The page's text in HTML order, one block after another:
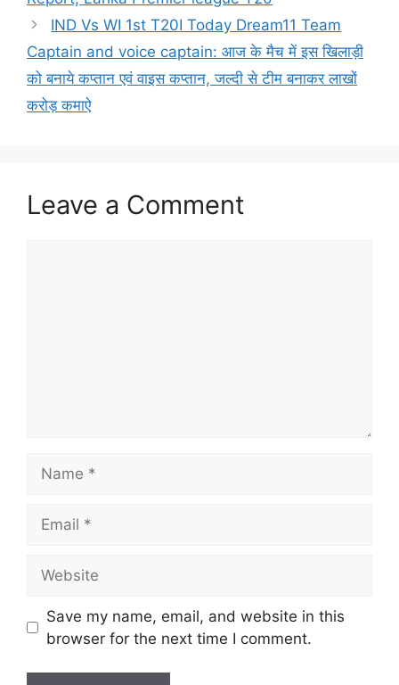
IND Vs WI 1st T20I Today Dream11 Team
Captain and voice captain: आज के मैच में इस खिलाड़ी
को बनाये कप्तान एवं वाइस कप्तान, जल्दी से टीम बनाकर लाखों
करोड़ कमाऐ
Leave a Comment
Save my name, email, and website in this
browser for the next time I comment.